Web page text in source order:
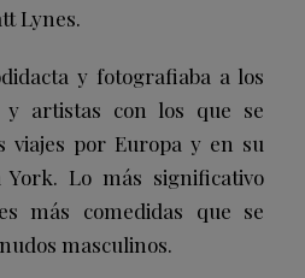
Lynes.
y fotografiaba a los
y artistas con los que se
viajes por Europa y en su
York. Lo más significativo
más comedidas que se
masculinos.